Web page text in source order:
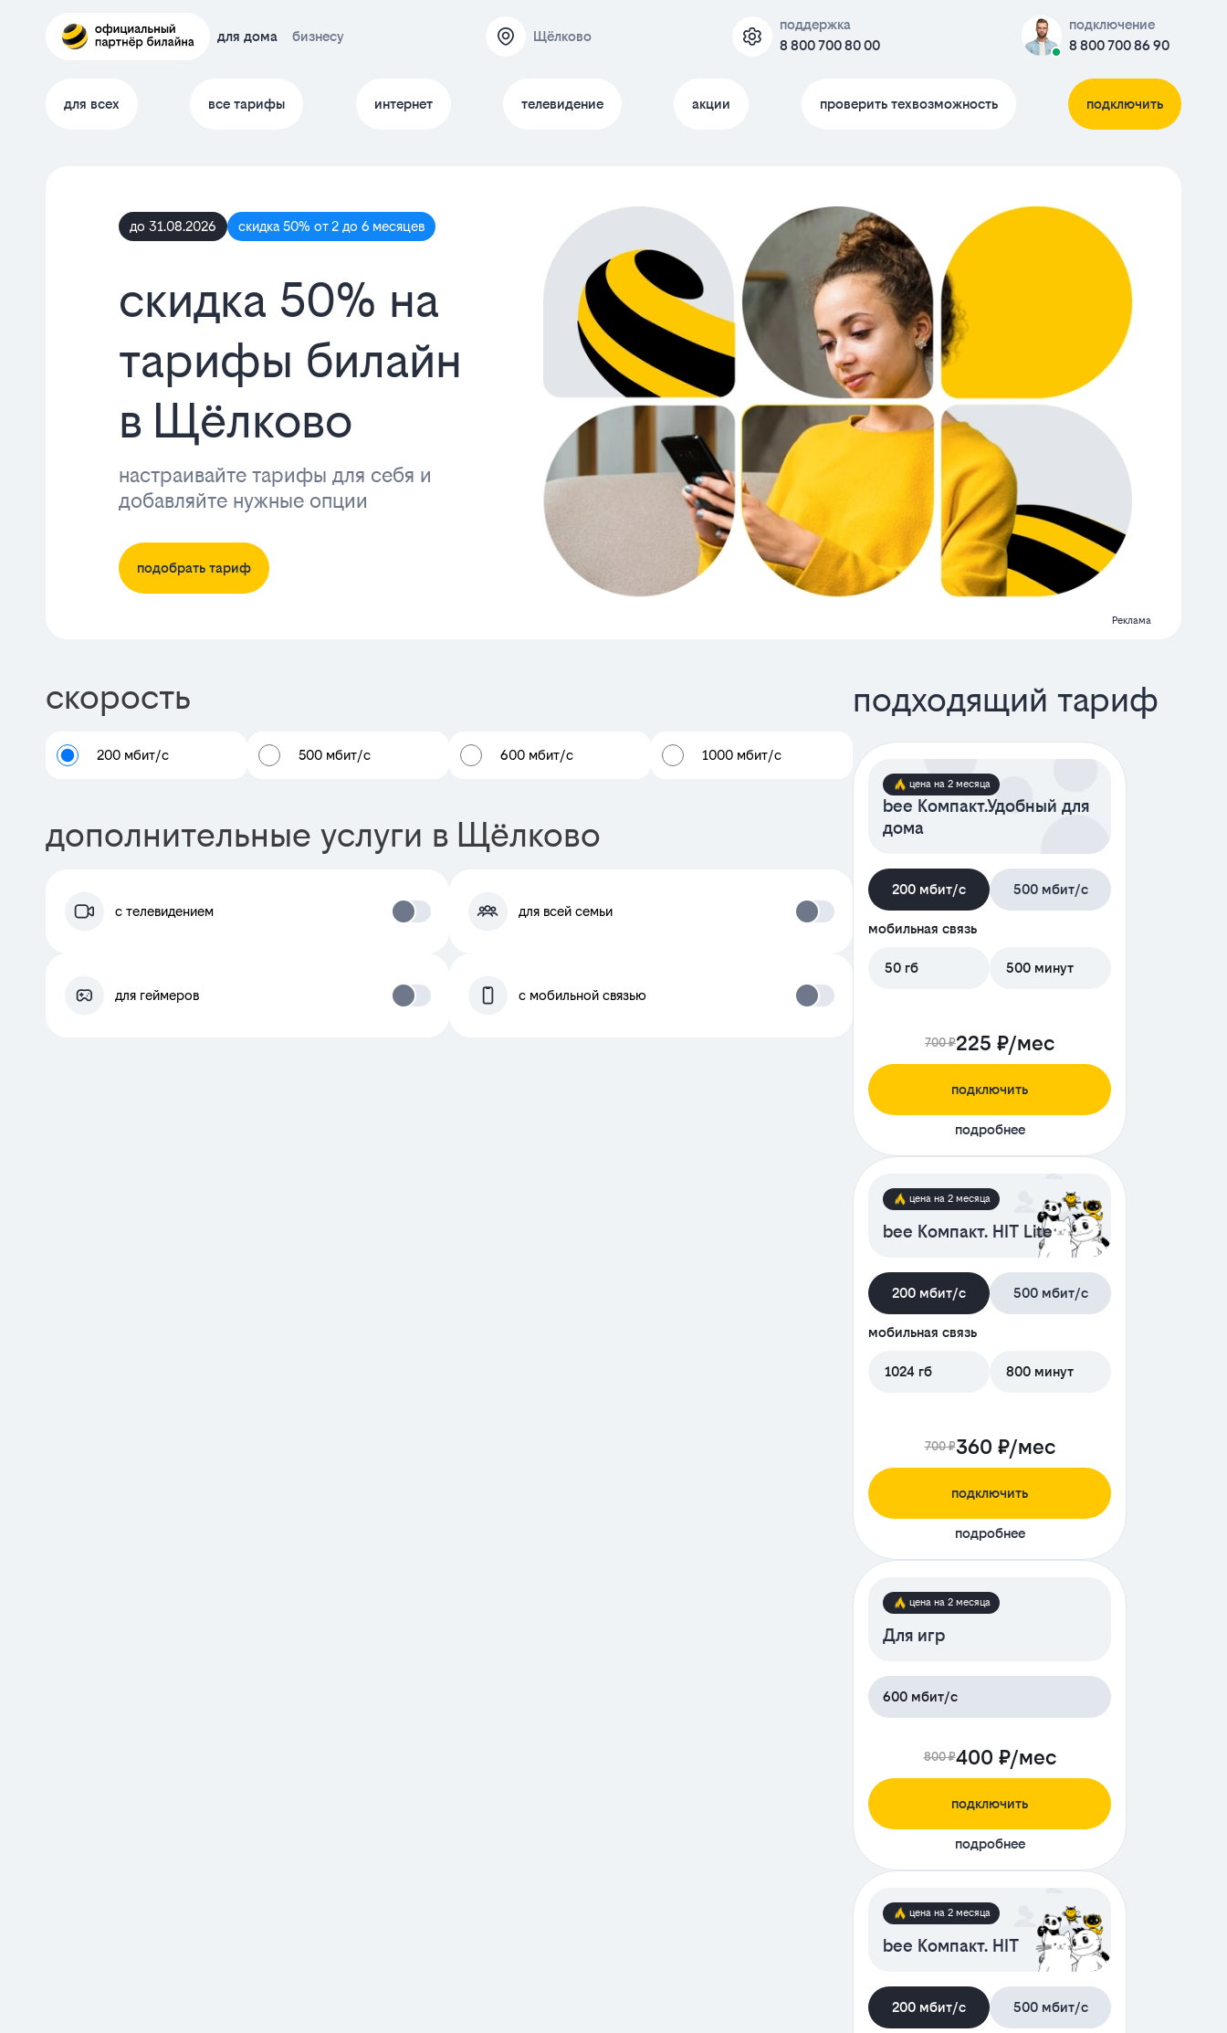
для дома бизнесу Щёлково
поддержка
8 800 700 80 00
подключение
8 800 700 86 90
для всех все тарифы интернет телевидение акции проверить техвозможность подключить
до 31.08.2026 скидка 50% от 2 до 6 месяцев
скидка 50% на
тарифы билайн
в Щёлково
настраивайте тарифы для себя и
добавляйте нужные опции
подобрать тариф
Реклама
скорость
200 мбит/с 500 мбит/с 600 мбит/с 1000 мбит/с
дополнительные услуги в Щёлково
с телевидением для всей семьи
для геймеров с мобильной связью
подходящий тариф
цена на 2 месяца
bee Компакт.Удобный для
дома
200 мбит/с 500 мбит/с
мобильная связь
50 гб 500 минут
700 ₽225 ₽/мес
подключить
подробнее
цена на 2 месяца
bee Компакт. HIT Lite
200 мбит/с 500 мбит/с
мобильная связь
1024 гб 800 минут
700 ₽360 ₽/мес
подключить
подробнее
цена на 2 месяца
Для игр
600 мбит/с
800 ₽400 ₽/мес
подключить
подробнее
цена на 2 месяца
bee Компакт. HIT
200 мбит/с 500 мбит/с